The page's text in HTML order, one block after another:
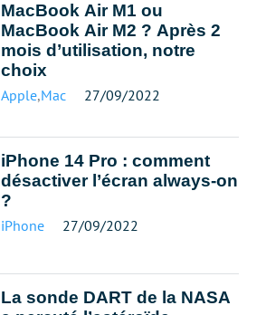
MacBook Air M1 ou
MacBook Air M2 ? Après 2
mois d’utilisation, notre
choix
Apple,Mac 27/09/2022
iPhone 14 Pro : comment
désactiver l’écran always-on
?
iPhone 27/09/2022
La sonde DART de la NASA